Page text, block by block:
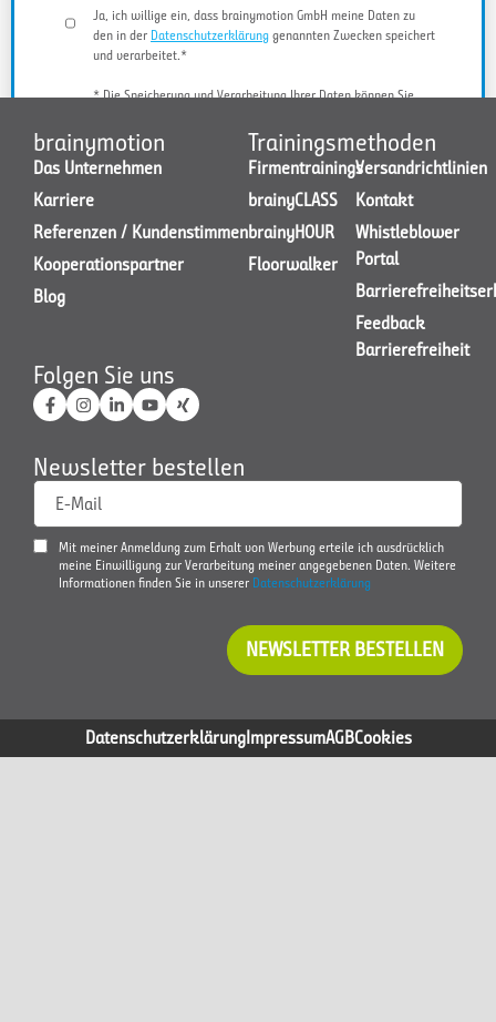
Ja, ich willige ein, dass brainymotion GmbH meine Daten zu
den in der Datenschutzerklärung genannten Zwecken speichert
und verarbeitet.*
* Die Speicherung und Verarbeitung Ihrer Daten können Sie
JETZT KONTAKT AUFNEHMEN
brainymotion
Das Unternehmen
Karriere
Referenzen / Kundenstimmen
Kooperationspartner
Blog
Trainingsmethoden
Firmentrainings
brainyCLASS
brainyHOUR
Floorwalker
Versandrichtlinien
Kontakt
Whistleblower
Portal
Feedback
Barrierefreiheit
Folgen Sie uns
Newsletter bestellen
E-Mail
Mit meiner Anmeldung zum Erhalt von Werbung erteile ich ausdrücklich
meine Einwilligung zur Verarbeitung meiner angegebenen Daten. Weitere
Informationen finden Sie in unserer Datenschutzerklärung
NEWSLETTER BESTELLEN
DatenschutzerklärungImpressumAGBCookies